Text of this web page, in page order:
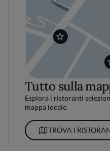
Tutto sulla
Esplora i ristoranti
mappa locale.
TROVA I